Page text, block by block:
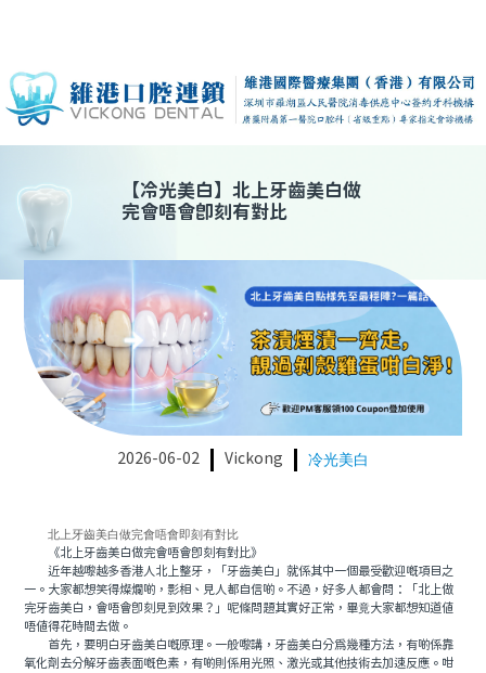
【冷光美白】 北上牙齒美白做
完會唔會即刻有對比
2026-06-02 Vickong 冷光美白
北上牙齒美白做完會唔會即刻有對比
《北上牙齒美白做完會唔會即刻有對比》
近年越嚟越多香港人北上整牙，「牙齒美白」就係其中一個最受歡迎嘅項目之
一。大家都想笑得燦爛啲，影相、見人都自信啲。不過，好多人都會問：「北上做
完牙齒美白，會唔會即刻見到效果？」呢條問題其實好正常，畢竟大家都想知道值
唔值得花時間去做。
首先，要明白牙齒美白嘅原理。一般嚟講，牙齒美白分爲幾種方法，有啲係靠
氧化劑去分解牙齒表面嘅色素，有啲則係用光照、激光或其他技術去加速反應。咁